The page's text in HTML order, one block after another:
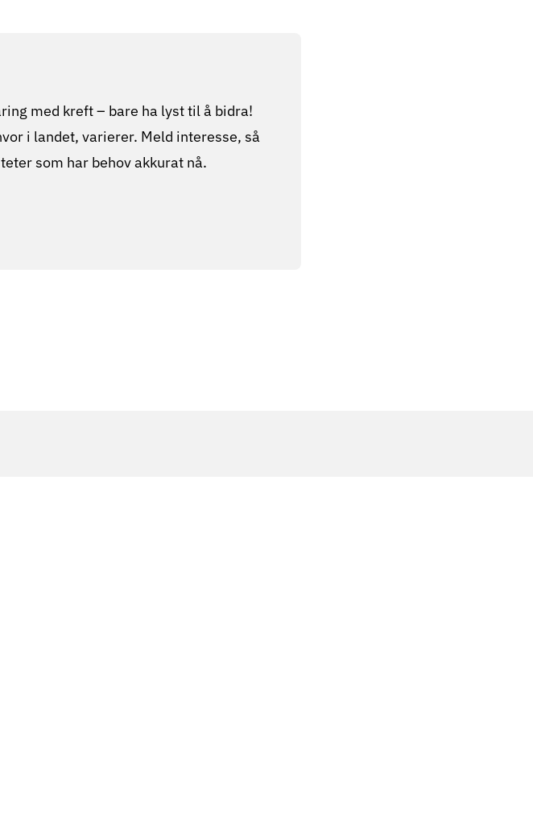
med kreft – bare ha lyst til å bidra!
i landet, varierer. Meld interesse, så
som har behov akkurat nå.